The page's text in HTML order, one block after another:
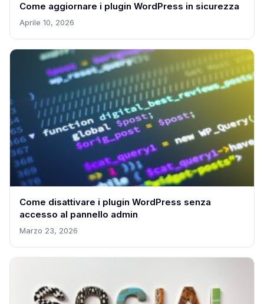
Come aggiornare i plugin WordPress in sicurezza
Aprile 10, 2026
Come disattivare i plugin WordPress senza
accesso al pannello admin
Marzo 23, 2026